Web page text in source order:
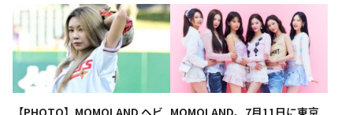
【PHOTO】MOMOLAND ヘビ MOMOLAND、7月11日に東京